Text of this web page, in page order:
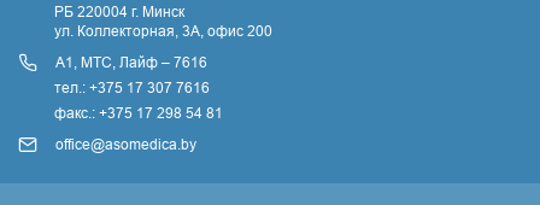
РБ 220004 г. Минск
ул. Коллекторная, 3A, офис 200
А1, МТС, Лайф – 7616
тел.: +375 17 307 7616
факс.: +375 17 298 54 81
office@asomedica.by